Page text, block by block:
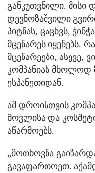
განკუთვნილი. მისი
დევნოზაშვილი
პიტნას, ცაცხვს,
მცენარეს იყენებს.
მცენარეები, ასევე,
კომპანიას მხოლოდ
ესპანეთიდან.
ამ დროისთვის
მოვლისა და
აწარმოებს.
„მოთხოვნა
გავაფართოეთ.